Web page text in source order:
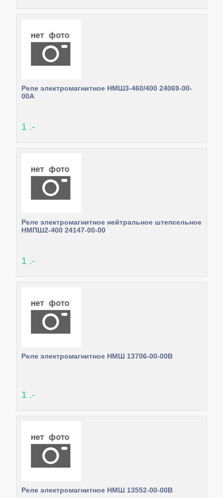
Реле электромагнитное НМШ3-460/400 24069-00-
00А
1 .-
Реле электромагнитное нейтральное штепсельное
НМПШ2-400 24147-00-00
1 .-
Реле электромагнитное НМШ 13706-00-00В
1 .-
Реле электромагнитное НМШ 13552-00-00В